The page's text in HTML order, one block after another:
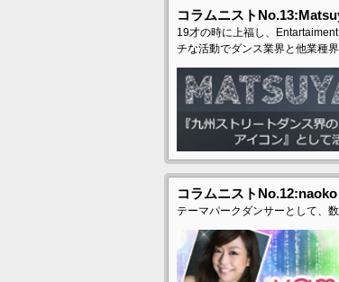
コラムニスト
19才の時に上福し、
チな活動でダンス業界と他業種
コラムニスト
テーマパークダンサーとして、